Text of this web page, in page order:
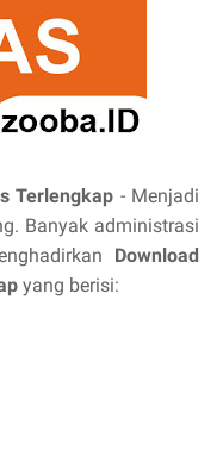
Terlengkap - Menjadi
Banyak administrasi
Download
yang berisi: